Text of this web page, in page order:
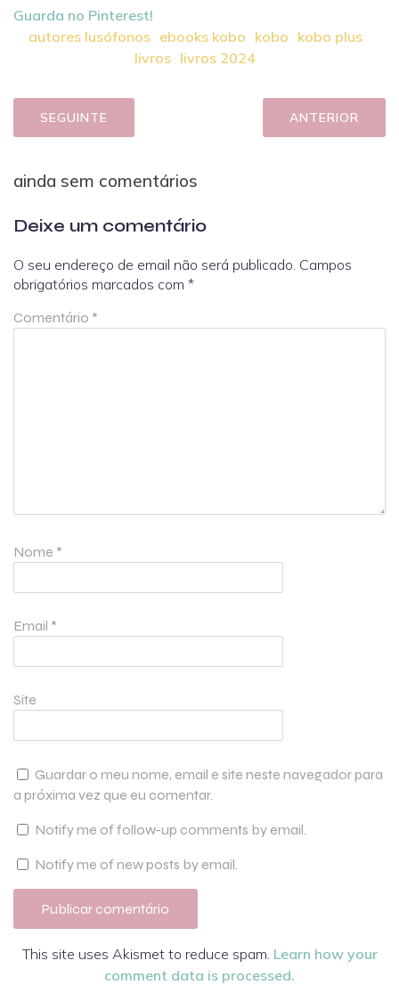
Guarda no Pinterest!
autores lusófonos ebooks kobo kobo kobo plus
livros livros 2024
SEGUINTE ANTERIOR
ainda sem comentários
Deixe um comentário
O seu endereço de email não será publicado. Campos
obrigatórios marcados com *
Comentário *
Nome *
Email *
Site
Guardar o meu nome, email e site neste navegador para
a próxima vez que eu comentar.
Notify me of follow-up comments by email.
Notify me of new posts by email.
This site uses Akismet to reduce spam. Learn how your
comment data is processed.